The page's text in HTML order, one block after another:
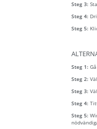
Steg 3:
Steg 4:
Steg 5:
Steg 1:
Steg 2:
Steg 3:
Steg 4:
Steg 5: